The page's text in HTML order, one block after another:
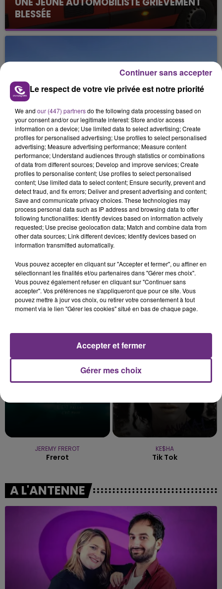
BLESSÉE
Une automobiliste s'est retrouvée piégée dans
son véhicule après une collision avec un poids
de 20 ans a été...
SI TOUT LE MONDE FAIT ÇA, MOI L'ANNÉE
PROCHAINE JE VENDANGE EN...
La vendange en Champagne a débuté ce jeudi 6
août dans la commune de Montgueux (Aube). Du
jamais vu !
TITRES DIFFUSÉS
9h43
9h43 9h40
9h40
JENNIFER LOPEZ & DAVID GUETTA
JEREMY FREROT
Frerot
9h29
9h29
KE$HA
Tik Tok
A L'ANTENNE
Le respect de votre vie privée est notre priorité
We and our (447) partnersdo the following data processing based on
your consent and/or our legitimate interest: Store and/or access
information on a device; Use limited data to select advertising; Create
profiles for personalised advertising; Use profiles to select personalised
advertising; Measure advertising performance; Measure content
performance; Understand audiences through statistics or combinations
of data from different sources; Develop and improve services; Create
profiles to personalise content; Use profiles to select personalised
content; Use limited data to select content; Ensure security, prevent and
detect fraud, and fix errors; Deliver and present advertising and content;
Save and communicate privacy choices. These technologies may
process personal data such as IP address and browsing data to offer
following functionalities: Identify devices based on information actively
requested; Use precise geolocation data; Match and combine data from
other data sources; Link different devices; Identify devices based on
information transmitted automatically.
Vous pouvez accepter en cliquant sur "Accepter et fermer", ou affiner en
sélectionnant les finalités et/ou partenaires dans "Gérer mes choix".
Vous pouvez également refuser en cliquant sur "Continuer sans
accepter". Vos préférences ne s'appliqueront que pour ce site. Vous
pouvez mettre à jour vos choix, ou retirer votre consentement à tout
moment via le lien "Gérer les cookies" situé en bas de chaque page.
Gérer mes choix
Accepter et fermer
Continuer sans accepter